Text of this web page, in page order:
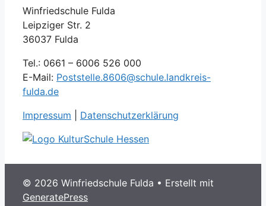
Winfriedschule Fulda
Leipziger Str. 2
36037 Fulda
Tel.: 0661 – 6006 526 000
E-Mail: Poststelle.8606@schule.landkreis-
fulda.de
Impressum
Datenschutzerklärung
© 2026 Winfriedschule Fulda • Erstellt mit
GeneratePress